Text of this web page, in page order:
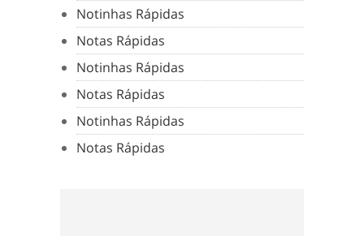
Notinhas Rápidas
Notas Rápidas
Notinhas Rápidas
Notas Rápidas
Notinhas Rápidas
Notas Rápidas